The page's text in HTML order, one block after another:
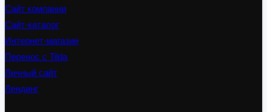
Сайт компании
Сайт-каталог
Интернет-магазин
Перенос с Tilda
Личный сайт
Лендинг